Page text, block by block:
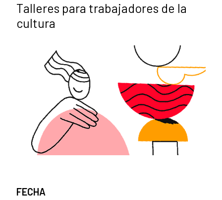
Talleres para trabajadores de la
cultura
FECHA